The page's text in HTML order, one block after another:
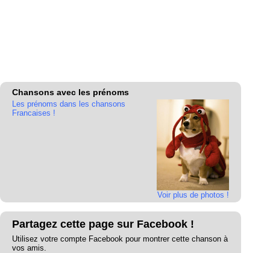
Chansons avec les prénoms
Voir plus de photos !
Les prénoms dans les chansons
Francaises !
Partagez cette page sur Facebook !
Utilisez votre compte Facebook pour montrer cette chanson à
vos amis.